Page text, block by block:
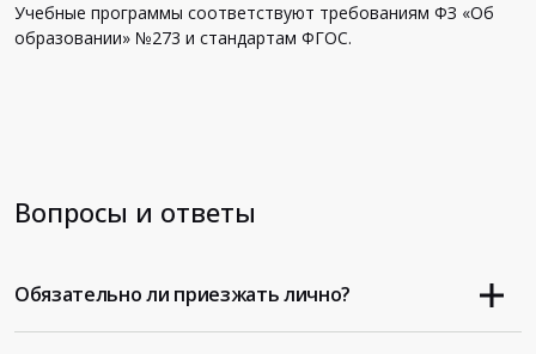
Учебные программы соответствуют требованиям ФЗ «Об
образовании» №273 и стандартам ФГОС.
Вопросы и ответы
Обязательно ли приезжать лично?